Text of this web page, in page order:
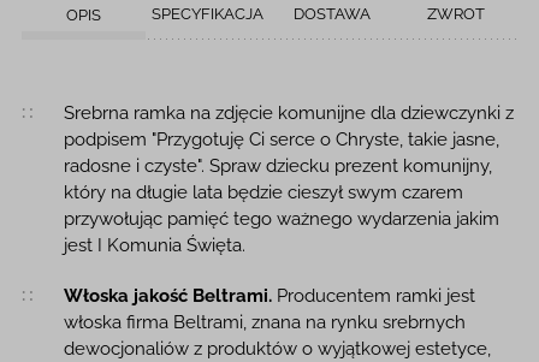
OPIS SPECYFIKACJA DOSTAWA ZWROT
Opis produktu
Srebrna ramka na zdjęcie komunijne dla dziewczynki z
podpisem "Przygotuję Ci serce o Chryste, takie jasne,
radosne i czyste". Spraw dziecku prezent komunijny,
który na długie lata będzie cieszył swym czarem
przywołując pamięć tego ważnego wydarzenia jakim
jest I Komunia Święta.
Włoska jakość Beltrami.Producentem ramki jest
włoska firma Beltrami, znana na rynku srebrnych
dewocjonaliów z produktów o wyjątkowej estetyce,